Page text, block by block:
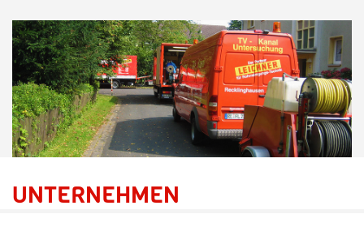
UNTERNEHMEN